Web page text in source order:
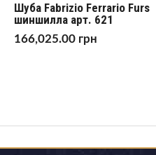
Шуба Fabrizio Ferrario Furs
шиншилла арт. 621
166,025.00 грн